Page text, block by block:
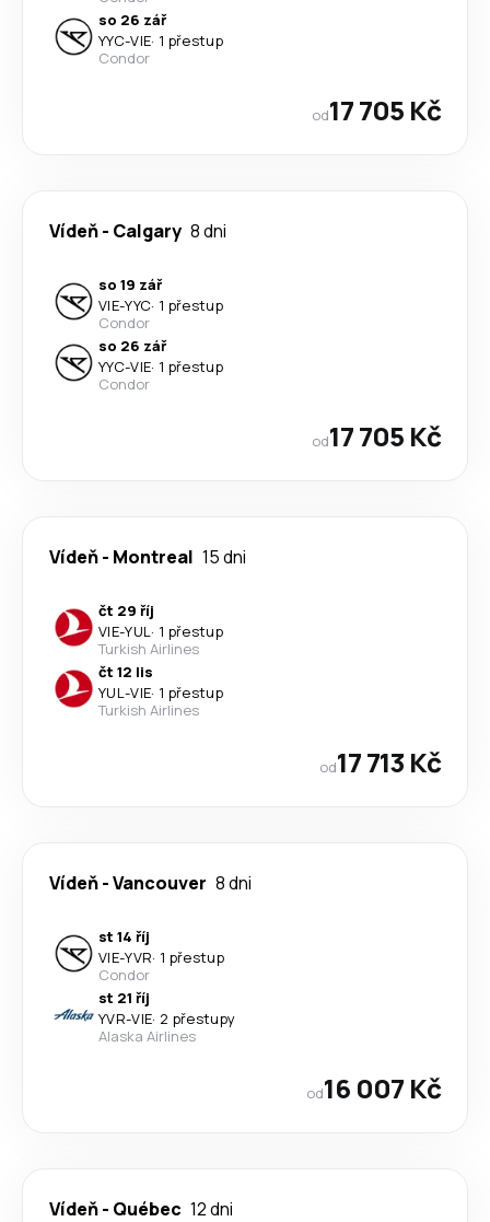
so 26 zář
YYC-VIE· 1 přestup
Condor
od17 705 Kč
Vídeň- Calgary 8 dni
so 19 zář
VIE-YYC· 1 přestup
Condor
so 26 zář
YYC-VIE· 1 přestup
Condor
od17 705 Kč
Vídeň- Montreal 15 dni
čt 29 říj
VIE-YUL· 1 přestup
Turkish Airlines
čt 12 lis
YUL-VIE· 1 přestup
Turkish Airlines
od17 713 Kč
Vídeň-Vancouver 8 dni
st 14 říj
VIE-YVR· 1 přestup
Condor
st 21 říj
YVR-VIE· 2 přestupy
Alaska Airlines
od16 007 Kč
Vídeň- Québec 12 dni